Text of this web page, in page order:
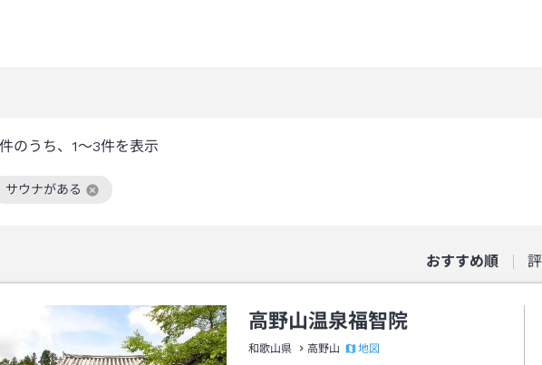
のうち、 1～3件を表示
サウナがある
この絞り込み条件を解除
おすすめ順
高野山温泉福智院
和歌山県 高野山 地図